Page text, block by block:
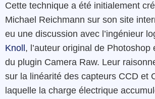
Cette technique a été initialement
Michael Reichmann sur son site
eu une discussion avec l’ingénieur
Knoll , l’auteur original de Photoshop
du plugin Camera Raw. Leur
sur la linéarité des capteurs CCD et
laquelle la charge électrique